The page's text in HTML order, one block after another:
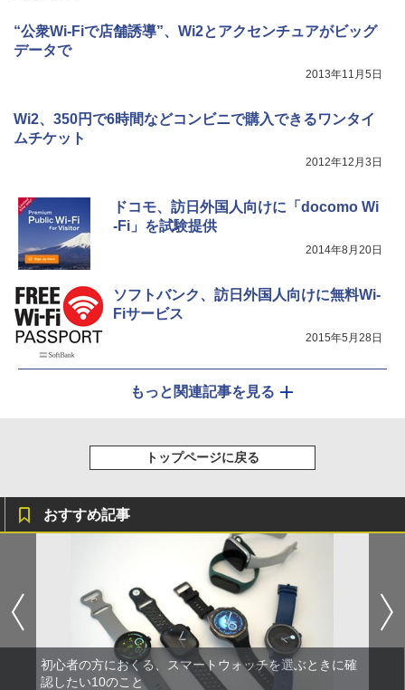
“公衆Wi-Fiで店舗誘導”、Wi2とアクセンチュアがビッグ
データで
2013年11月5日
Wi2、350円で6時間などコンビニで購入できるワンタイ
ムチケット
2012年12月3日
ドコモ、訪日外国人向けに「docomo Wi
-Fi」を試験提供
2014年8月20日
ソフトバンク、訪日外国人向けに無料Wi-
Fiサービス
2015年5月28日
もっと関連記事を見る
トップページに戻る
おすすめ記事
初心者の方におくる、スマートウォッチを選ぶときに確
認したい10のこと